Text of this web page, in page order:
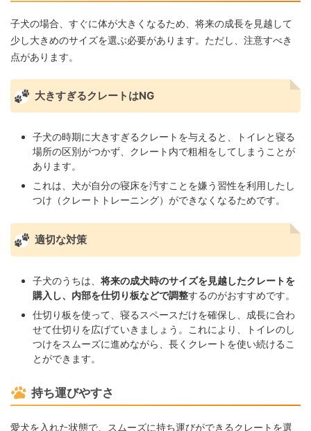
子犬の場合、すぐに体が大きくなるため、将来の成長を見越して
少し大きめのサイズを選ぶ必要があります。ただし、注意すべき
点があります。
大きすぎるクレートはNG
子犬の時期に大きすぎるクレートを与えると、トイレと寝る
場所の区別がつかず、クレート内で粗相をしてしまうことが
あります。
これは、犬が自分の寝床を汚すことを嫌う習性を利用したし
つけ（クレートトレーニング）ができなくなるためです。
適切な対策
子犬のうちは、 将来の成犬時のサイズを見越したクレートを
購入し、内部を仕切り板などで調整するのがおすすめです。
仕切り板を使って、寝るスペースだけを確保し、成長に合わ
せて仕切りを広げていきましょう。これにより、トイレのし
つけをスムーズに進めながら、長くクレートを使い続けるこ
とができます。
持ち運びやすさ
愛犬を入れた状態で、スムーズに持ち運びができるクレートを選